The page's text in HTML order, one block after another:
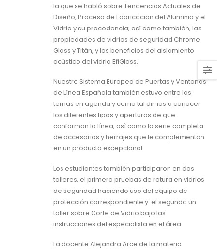
la que se habló sobre Tendencias Actuales de
Diseño, Proceso de Fabricación del Aluminio y el
Vidrio y su procedencia; así como también, las
propiedades de vidrios de seguridad Chrome
Glass y Titán, y los beneficios del aislamiento
acústico del vidrio EfiGlass.
Nuestro Sistema Europeo de Puertas y Ventanas
de Línea Española también estuvo entre los
temas en agenda y como tal dimos a conocer
los diferentes tipos y aperturas de que
conforman la línea; asì como la serie completa
de accesorios y herrajes que le complementan
en un producto excepcional.
Los estudiantes también participaron en dos
talleres, el primero pruebas de rotura en vidrios
de seguridad haciendo uso del equipo de
protección correspondiente y el segundo un
taller sobre Corte de Vidrio bajo las
instrucciones del especialista en el área.
La docente Alejandra Arce de la materia